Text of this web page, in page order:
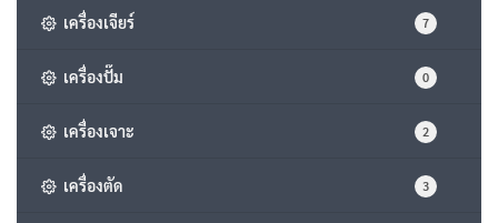
เครื่องเจียร์ 7
เครื่องปั๊ม 0
เครื่องเจาะ 2
เครื่องตัด 3